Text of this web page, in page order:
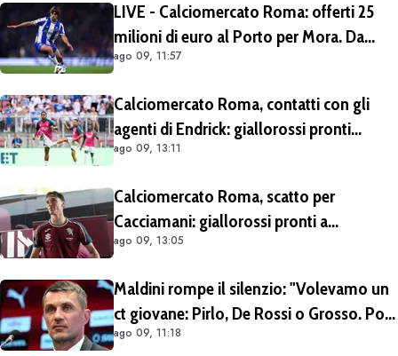
LIVE - Calciomercato Roma: offerti 25
milioni di euro al Porto per Mora. Da
escludere il prestito con diritto di riscatto.
ago 09, 11:57
Calciomercato Roma, contatti con gli
agenti di Endrick: giallorossi pronti
all'affondo. Aston Villa forte sul
ago 09, 13:11
Calciomercato Roma, scatto per
Cacciamani: giallorossi pronti a
migliorare l'offerta da 15 milioni di euro
ago 09, 13:05
Maldini rompe il silenzio: "Volevamo un
ct giovane: Pirlo, De Rossi o Grosso. Poi
Malagò mi ha detto: «Pirlo non si può
ago 09, 11:18